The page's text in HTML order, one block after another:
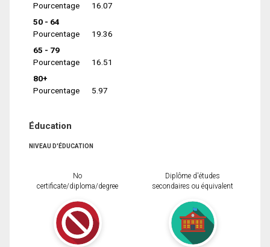
Pourcentage
16.07
50 - 64
Pourcentage
19.36
65 - 79
Pourcentage
16.51
80+
Pourcentage
5.97
Éducation
NIVEAU D'ÉDUCATION
No
certificate/diploma/degree
Diplôme d'études
secondaires ou équivalent